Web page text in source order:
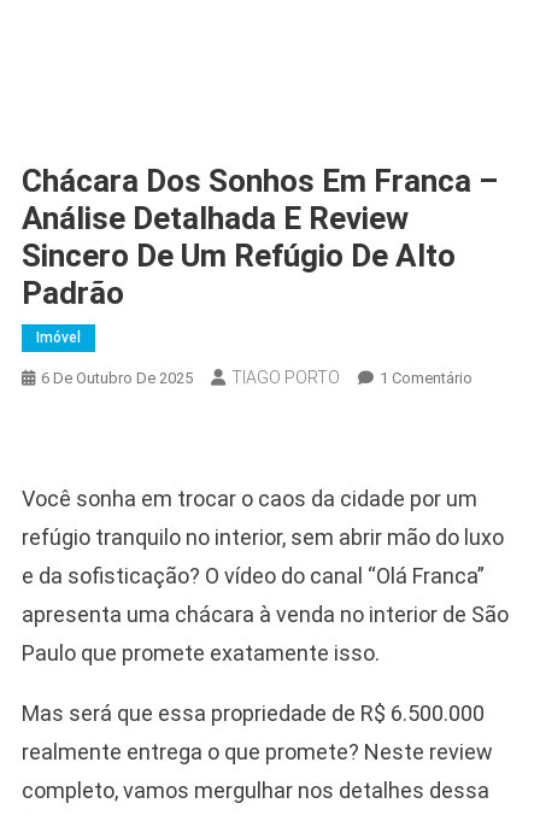
Chácara Dos Sonhos Em Franca –
Análise Detalhada E Review
Sincero De Um Refúgio De Alto
Padrão
Imóvel
6 De Outubro De 2025 TIAGO PORTO 1 ComentárioEm
–
Análise
E
De
Refúgio
De
Você sonha em trocar o caos da cidade por um
refúgio tranquilo no interior, sem abrir mão do luxo
e da sofisticação? O vídeo do canal “Olá Franca”
apresenta uma chácara à venda no interior de São
Paulo que promete exatamente isso.
Mas será que essa propriedade de R$ 6.500.000
realmente entrega o que promete? Neste review
completo, vamos mergulhar nos detalhes dessa